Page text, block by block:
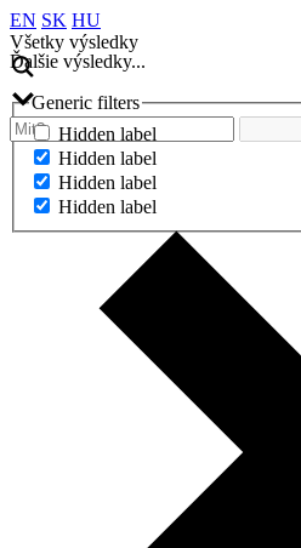
EN SK HU
Všetky výsledky
Ďalšie výsledky...
Generic filters
Hidden label
Hidden label
Hidden label
Hidden label